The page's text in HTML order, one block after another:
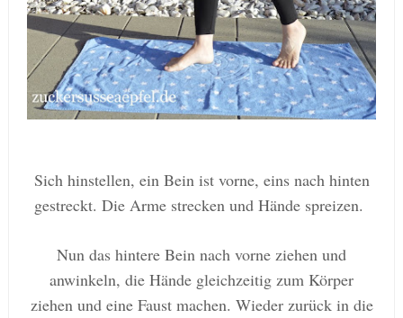
Sich hinstellen, ein Bein ist vorne, eins nach hinten
gestreckt. Die Arme strecken und Hände spreizen.
Nun das hintere Bein nach vorne ziehen und
anwinkeln, die Hände gleichzeitig zum Körper
ziehen und eine Faust machen. Wieder zurück in die